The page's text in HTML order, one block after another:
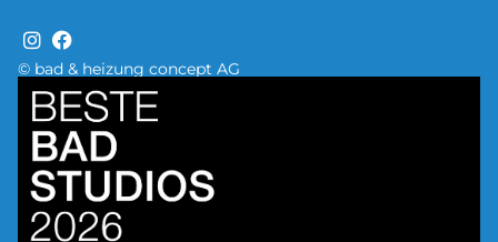
© bad & heizung concept AG